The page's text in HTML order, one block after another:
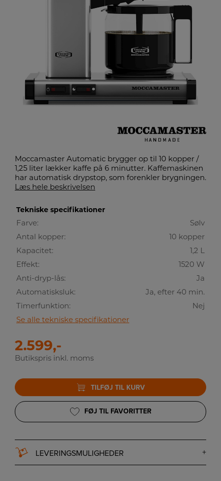
Moccamaster Automatic brygger op til 10 kopper /
1,25 liter lækker kaffe på 6 minutter. Kaffemaskinen
har automatisk drypstop, som forenkler brygningen.
Læs hele beskrivelsen
Tekniske specifikationer
Farve:
Sølv
Antal kopper:
10 kopper
Kapacitet:
1,2 L
Effekt:
1520 W
Anti-dryp-lås:
Ja
Automatisksluk:
Ja, efter 40 min.
Timerfunktion:
Nej
Se alle tekniske specifikationer
2.599,-
Butikspris inkl. moms
TILFØJ TIL KURV
FØJ TIL FAVORITTER
LEVERINGSMULIGHEDER